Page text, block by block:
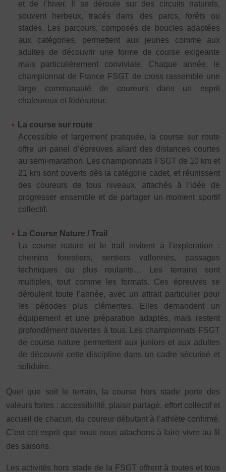
Multi-activités Natation Omniforces Pétanque PGA
Plongée Randonnée pédestre Sport Équestre
Sports de combat Sports de neige et de patinage
Tennis de table Tir Tir à l’arc Vélo Volley-ball
Walking Foot
et de l’hiver. Il se déroule sur des circuits naturels,
souvent herbeux, tracés dans des parcs, forêts ou
stades. Les parcours, composés de boucles adaptées
aux catégories, permettent aux jeunes comme aux
adultes de découvrir une forme de course exigeante
mais particulièrement conviviale. Chaque année, le
championnat de France FSGT de cross rassemble une
large communauté de coureurs dans un esprit
chaleureux et fédérateur.
La course sur route
Accessible et largement pratiquée, la course sur route
offre un panel d’épreuves allant des distances courtes
au semi-marathon. Les championnats FSGT de 10 km et
21 km sont ouverts dès la catégorie cadet, et réunissent
des coureurs de tous niveaux, attachés à l’idée de
progresser ensemble et de partager un moment sportif
collectif.
La Course Nature / Trail
La course nature et le trail invitent à l’exploration :
chemins forestiers, sentiers vallonnés, passages
techniques ou plus roulants… Les terrains sont
multiples, tout comme les formats. Ces épreuves se
déroulent toute l’année, avec un attrait particulier pour
les périodes plus clémentes. Elles demandent un
équipement et une préparation adaptés, mais restent
profondément ouvertes à tous. Les championnats FSGT
de course nature permettent aux juniors et aux adultes
de découvrir cette discipline dans un cadre sécurisé et
solidaire.
Quel que soit le terrain, la course hors stade porte des
valeurs fortes : accessibilité, plaisir partagé, effort collectif et
accueil de chacun, du coureur débutant à l’athlète confirmé.
C’est cet esprit que nous nous attachons à faire vivre au fil
des saisons.
Les activités hors stade de la FSGT offrent à toutes et tous